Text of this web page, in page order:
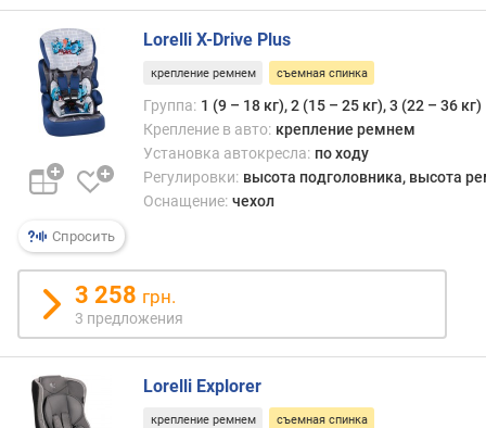
Спросить
Lorelli X-Drive Plus
крепление ремнем съемная спинка
Группа: 1 (9 – 18 кг), 2 (15 – 25 кг), 3 (22 – 36 кг)
Крепление в авто: крепление ремнем
Установка автокресла: по ходу
Регулировки: высота подголовника, высота
Оснащение: чехол
3 258 грн.
3 предложения
Lorelli Explorer
крепление ремнем съемная спинка